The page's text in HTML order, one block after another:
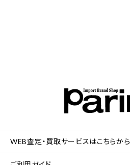
WEB査定・買取サービスはこちらから